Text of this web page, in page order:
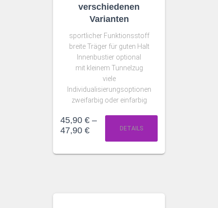
verschiedenen
Varianten
sportlicher Funktionsstoff
breite Träger für guten Halt
Innenbustier optional
mit kleinem Tunnelzug
viele
Individualisierungsoptionen
zweifarbig oder einfarbig
45,90 € –
47,90 € DETAILS